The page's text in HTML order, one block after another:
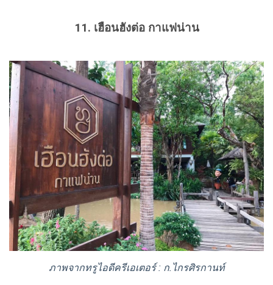
11. เฮือนฮังต่อ กาแฟน่าน
ภาพจากทรูไอดีครีเอเตอร์ : ก.ไกรศิรกานท์